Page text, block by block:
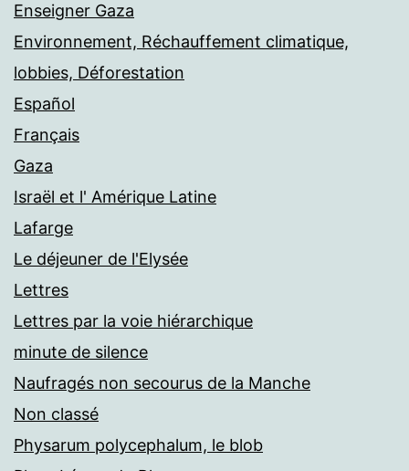
Enseigner Gaza
Environnement, Réchauffement climatique,
lobbies, Déforestation
Español
Français
Gaza
Israël et l' Amérique Latine
Lafarge
Le déjeuner de l'Elysée
Lettres
Lettres par la voie hiérarchique
minute de silence
Naufragés non secourus de la Manche
Non classé
Physarum polycephalum, le blob